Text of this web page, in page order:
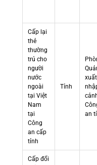
Cấp lại
thẻ
thường
trú cho
người
nước
ngoài
tại Việt
Nam
tại
Công
an cấp
tỉnh
Tỉnh
xuất
an
Cấp đổi